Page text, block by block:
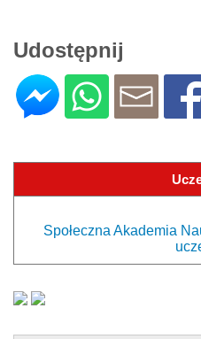
Udostępnij
Społeczna Akademia